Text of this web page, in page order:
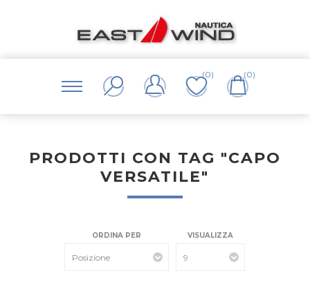
(0) (0)
PRODOTTI CON TAG "CAPO
VERSATILE"
ORDINA PER VISUALIZZA